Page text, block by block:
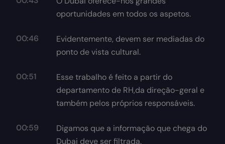
oportunidades em todos os aspetos.
00:46
Evidentemente, devem ser mediadas do
ponto de vista cultural.
00:51
Esse trabalho é feito a partir do
departamento de RH,da direção-geral e
também pelos próprios responsáveis.
00:59
Digamos que a informação que chega do
Dubai deve ser filtrada.